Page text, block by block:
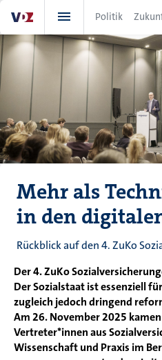
zum
Inhalt
Politik
Mehr als
in den
Rückblick auf den 4. ZuKo
Der 4. ZuKo
Der Sozialstaat ist essenziell
zugleich jedoch dringend
Am 26. November 2025
Vertreter*innen aus
Wissenschaft und Praxis im